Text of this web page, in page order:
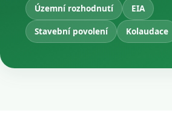
Územní rozhodnutí
EIA
Stavební povolení
Kolaudace